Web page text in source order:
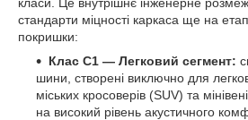
стандарти міцності каркаса ще на
покришки:
Клас С1 — Легковий сегмент:
шини, створені виключно для
міських кросоверів (SUV) та
на високий рівень акустичного